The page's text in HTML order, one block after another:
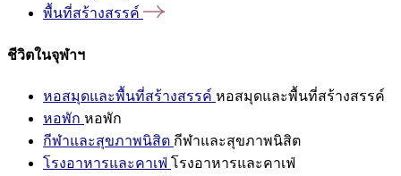
พื้นที่สร้างสรรค์
ชีวิตในจุฬาฯ
หอสมุดและพื้นที่สร้างสรรค์ หอสมุดและพื้นที่สร้างสรรค์
หอพัก หอพัก
กีฬาและสุขภาพนิสิต กีฬาและสุขภาพนิสิต
โรงอาหารและคาเฟ่ โรงอาหารและคาเฟ่